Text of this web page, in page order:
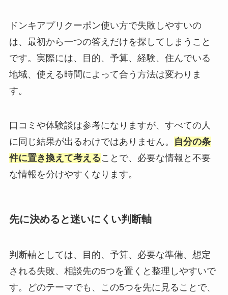
ドンキアプリクーポン使い方で失敗しやすいの
は、最初から一つの答えだけを探してしまうこと
です。実際には、目的、予算、経験、住んでいる
地域、使える時間によって合う方法は変わりま
す。
口コミや体験談は参考になりますが、すべての人
に同じ結果が出るわけではありません。
自分の条
件に置き換えて考えることで、必要な情報と不要
な情報を分けやすくなります。
先に決めると迷いにくい判断軸
判断軸としては、目的、予算、必要な準備、想定
される失敗、相談先の5つを置くと整理しやすいで
す。どのテーマでも、この5つを先に見ることで、